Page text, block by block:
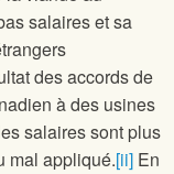
salaires et sa
des accords de
à des usines
salaires sont plus
mal appliqué.[ii] En